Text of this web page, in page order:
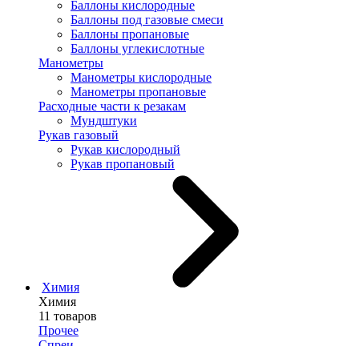
Баллоны кислородные
Баллоны под газовые смеси
Баллоны пропановые
Баллоны углекислотные
Манометры
Манометры кислородные
Манометры пропановые
Расходные части к резакам
Мундштуки
Рукав газовый
Рукав кислородный
Рукав пропановый
Химия
Химия
11 товаров
Прочее